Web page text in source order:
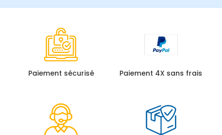
Paiement sécurisé Paiement 4X sans frais